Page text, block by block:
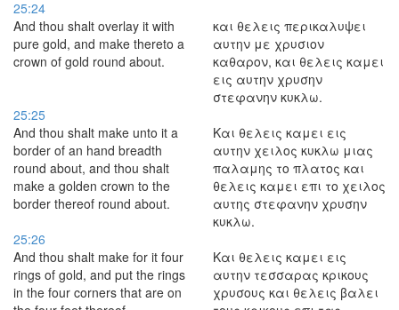
25:24
And thou shalt overlay it with
pure gold, and make thereto a
crown of gold round about.
και θελεις περικαλυψει
αυτην με χρυσιον
καθαρον, και θελεις καμει
εις αυτην χρυσην
στεφανην κυκλω.
25:25
And thou shalt make unto it a
border of an hand breadth
round about, and thou shalt
make a golden crown to the
border thereof round about.
Και θελεις καμει εις
αυτην χειλος κυκλω μιας
παλαμης το πλατος και
θελεις καμει επι το χειλος
αυτης στεφανην χρυσην
κυκλω.
25:26
And thou shalt make for it four
rings of gold, and put the rings
in the four corners that are on
Και θελεις καμει εις
αυτην τεσσαρας κρικους
χρυσους και θελεις βαλει